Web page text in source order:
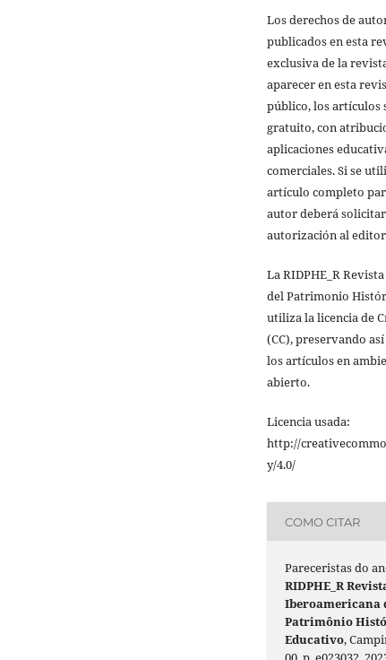
Los derechos de
publicados en esta
exclusiva de la
aparecer en esta
público, los artículos
gratuito, con
aplicaciones
comerciales. Si se
artículo completo
autor deberá
autorización al
La RIDPHE_R
del Patrimonio
utiliza la licencia de
(CC), preservando
los artículos en
abierto.
Licencia usada:
http://
y/4.0/
COMO CITAR
Pareceristas do
RIDPHE_R
Iberoamericana
Patrimônio
Educativo,